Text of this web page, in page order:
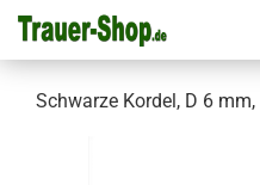
Schwarze Kordel, D 6